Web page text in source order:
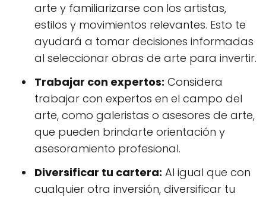
arte y familiarizarse con los artistas,
estilos y movimientos relevantes. Esto te
ayudará a tomar decisiones informadas
al seleccionar obras de arte para invertir.
Trabajar con expertos: Considera
trabajar con expertos en el campo del
arte, como galeristas o asesores de arte,
que pueden brindarte orientación y
asesoramiento profesional.
Diversificar tu cartera: Al igual que con
cualquier otra inversión, diversificar tu